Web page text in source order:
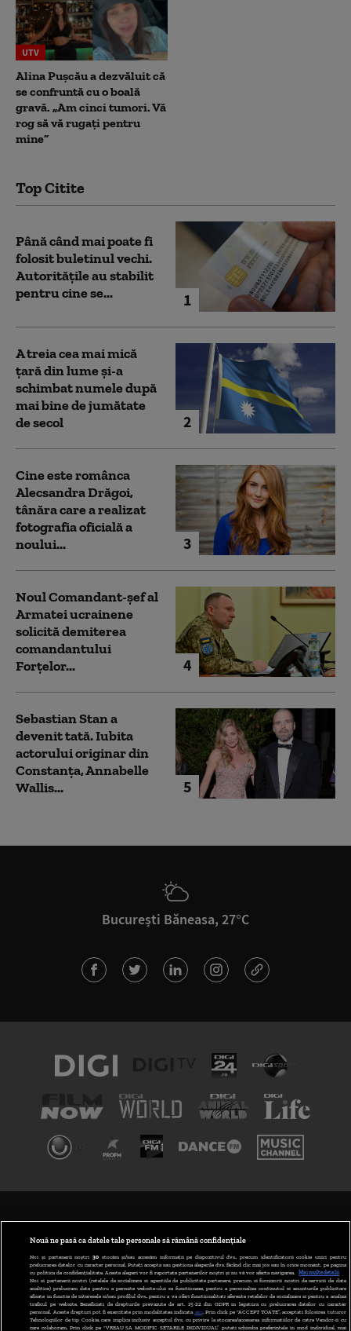
UTV
Alina Pușcău a dezvăluit că
se confruntă cu o boală
gravă. „Am cinci tumori. Vă
rog să vă rugați pentru
mine”
Top Citite
1
Până când mai poate fi
folosit buletinul vechi.
Autoritățile au stabilit
pentru cine se...
2
A treia cea mai mică
țară din lume și-a
schimbat numele după
mai bine de jumătate
de secol
3
Cine este românca
Alecsandra Drăgoi,
tânăra care a realizat
fotografia oficială a
noului...
4
Noul Comandant-șef al
Armatei ucrainene
solicită demiterea
comandantului
Forțelor...
5
Sebastian Stan a
devenit tată. Iubita
actorului originar din
Constanța, Annabelle
Wallis...
București Băneasa, 27°C
ABONARE DIGI TV
GESTIONAȚI PREFERINȚELE
CODUL DIGI24
Nouă ne pasă ca datele tale personale să rămână confidențiale
Noi și partenerii noștri 30stocăm și/sau accesăm informații pe dispozitivul dvs., precum identificatorii cookie unici pentru
prelucrarea datelor cu caracter personal. Puteți accepta sau gestiona alegerile dvs. făcând clic mai jos sau în orice moment, pe pagina
cu politica de confidențialitate. Aceste alegeri vor fi raportate partenerilor noștri și nu vă vor afecta navigarea.
Mai multe detalii
Noi si partenerii nostri (retelele de socializare si agentiile de publicitate partenere, precum si furnizorii nostri de servicii de date
analitice) prelucram date pentru a permite website-ului sa functioneze, pentru a personaliza continutul si anunturile publicitare
afisate in functie de interesele si/sau profilul dvs., pentru a va oferi functionalitati aferente retelelor de socializare si pentru a analiza
traficul pe website. Beneficiati de drepturile prevazute de art. 15-22 din GDPR in legatura cu prelucrarea datelor cu caracter
personal. Aceste drepturi pot fi exercitate prin modalitatea indicata aici. Prin click pe “ACCEPT TOATE”, acceptati folosirea tuturor
Tehnologiilor de tip Cookie, care implica inclusiv acceptul dvs. cu privire la stocarea/accesarea informatiilor de catre Vendor-ii cu
care colaboram. Prin click pe “VREAU SA MODIFIC SETARILE INDIVIDUAL” puteti schimba preferintele in mod individual, mai